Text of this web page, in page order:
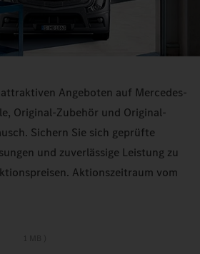
Angeboten auf Mercedes-
Original-Zubehör und Original-
Sichern Sie sich geprüfte
und zuverlässige Leistung zu
Aktionszeitraum vom